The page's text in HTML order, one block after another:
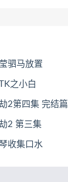
驷马放置
之小白
2第四集 完结篇
2 第三集
收集口水